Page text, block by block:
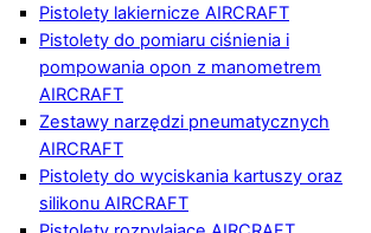
Pistolety lakiernicze AIRCRAFT
Pistolety do pomiaru ciśnienia i
pompowania opon z manometrem
AIRCRAFT
Zestawy narzędzi pneumatycznych
AIRCRAFT
Pistolety do wyciskania kartuszy oraz
silikonu AIRCRAFT